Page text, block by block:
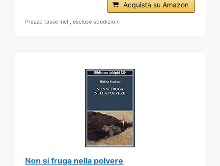
Acquista su Amazon
Prezzo tasse incl., escluse spedizioni
Non si fruga nella polvere